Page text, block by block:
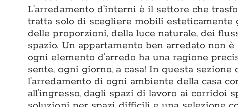
L’arredamento d’interni è il settore che
tratta solo di scegliere mobili
delle proporzioni, della luce naturale, dei
spazio. Un appartamento ben arredato non
ogni elemento d’arredo ha una ragione
sente, ogni giorno, a casa! In questa
l’arredamento di ogni ambiente della casa
all’ingresso, dagli spazi di lavoro ai corridoi